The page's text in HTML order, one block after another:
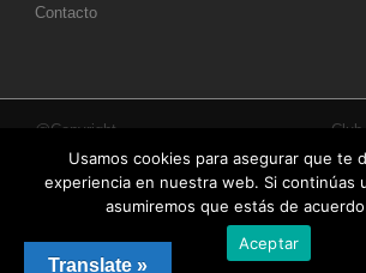
Contacto
@Copyright
Translate »
Usamos cookies para asegurar que te
experiencia en nuestra web. Si continúas
asumiremos que estás de
Aceptar